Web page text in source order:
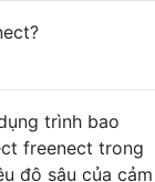
trình bao
freenect trong
độ sâu của cảm